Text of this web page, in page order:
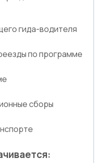
гида-водителя
по программе
сборы